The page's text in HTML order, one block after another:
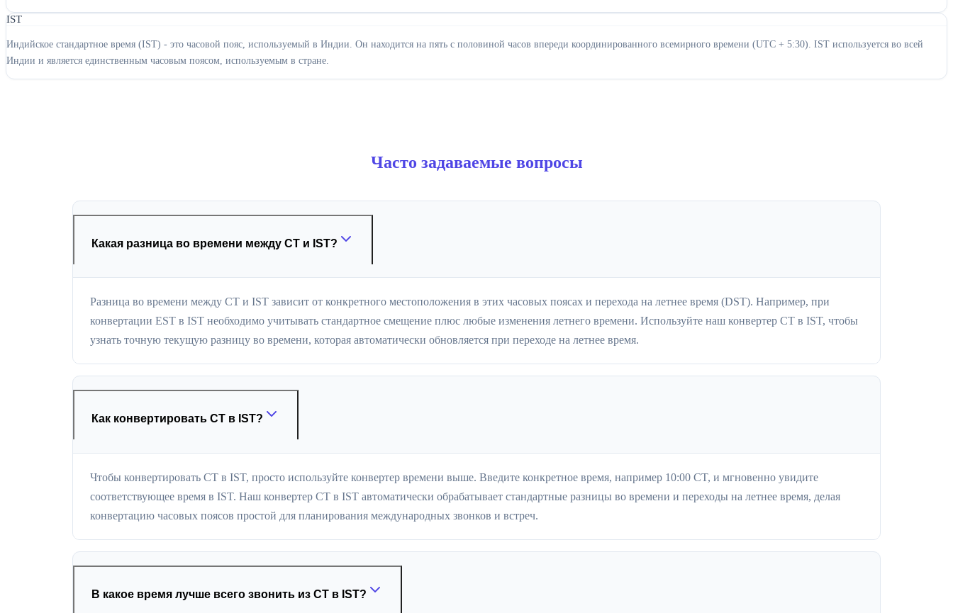
IST
Индийское стандартное время (IST) - это часовой пояс, используемый в Индии. Он находится на пять с половиной часов впереди координированного всемирного времени (UTC + 5:30). IST используется во всей
Индии и является единственным часовым поясом, используемым в стране.
Часто задаваемые вопросы
Какая разница во времени между CT и IST?
Разница во времени между CT и IST зависит от конкретного местоположения в этих часовых поясах и перехода на летнее время (DST). Например, при
конвертации EST в IST необходимо учитывать стандартное смещение плюс любые изменения летнего времени. Используйте наш конвертер CT в IST, чтобы
узнать точную текущую разницу во времени, которая автоматически обновляется при переходе на летнее время.
Как конвертировать CT в IST?
Чтобы конвертировать CT в IST, просто используйте конвертер времени выше. Введите конкретное время, например 10:00 CT, и мгновенно увидите
соответствующее время в IST. Наш конвертер CT в IST автоматически обрабатывает стандартные разницы во времени и переходы на летнее время, делая
конвертацию часовых поясов простой для планирования международных звонков и встреч.
В какое время лучше всего звонить из CT в IST?